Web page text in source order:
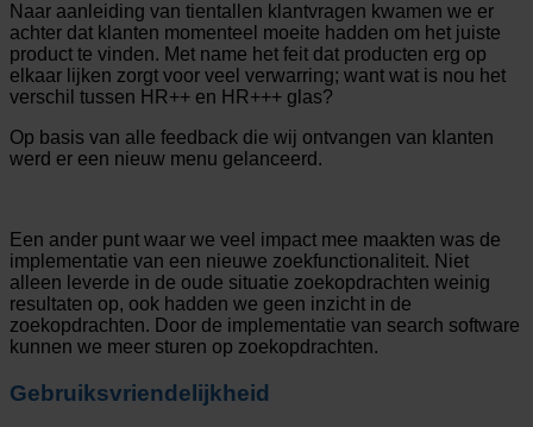
Naar aanleiding van tientallen klantvragen kwamen we er
achter dat klanten momenteel moeite hadden om het juiste
product te vinden. Met name het feit dat producten erg op
elkaar lijken zorgt voor veel verwarring; want wat is nou het
verschil tussen HR++ en HR+++ glas?
Op basis van alle feedback die wij ontvangen van klanten
werd er een nieuw menu gelanceerd.
Een ander punt waar we veel impact mee maakten was de
implementatie van een nieuwe zoekfunctionaliteit. Niet
alleen leverde in de oude situatie zoekopdrachten weinig
resultaten op, ook hadden we geen inzicht in de
zoekopdrachten. Door de implementatie van search software
kunnen we meer sturen op zoekopdrachten.
Gebruiksvriendelijkheid